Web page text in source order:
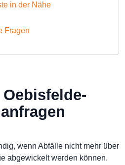
in der Nähe
Fragen
wenn Abfälle nicht mehr über
abgewickelt werden können.